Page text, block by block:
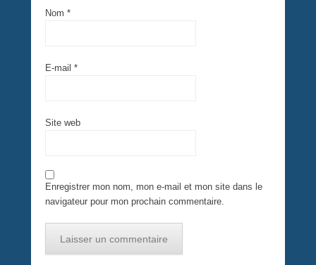
Nom *
E-mail *
Site web
Enregistrer mon nom, mon e-mail et mon site dans le
navigateur pour mon prochain commentaire.